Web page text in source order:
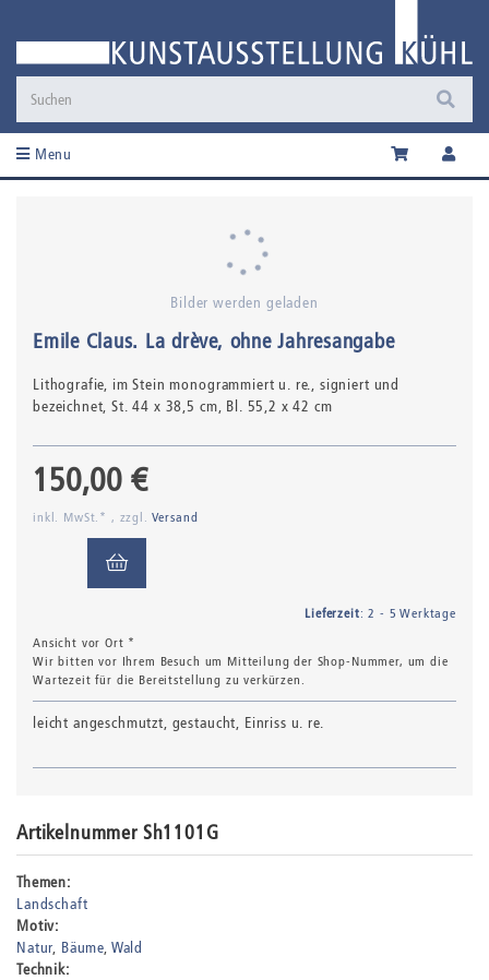
Menu
Bilder werden geladen
Emile Claus. La drève, ohne Jahresangabe
Lithografie, im Stein monogrammiert u. re., signiert und
bezeichnet, St. 44 x 38,5 cm, Bl. 55,2 x 42 cm
150,00 €
inkl. MwSt.* , zzgl. Versand
Lieferzeit: 2 - 5 Werktage
Ansicht vor Ort *
Wir bitten vor Ihrem Besuch um Mitteilung der Shop-Nummer, um die
Wartezeit für die Bereitstellung zu verkürzen.
leicht angeschmutzt, gestaucht, Einriss u. re.
Artikelnummer Sh1101G
Themen:
Landschaft
Motiv:
Natur Bäume Wald
Technik: